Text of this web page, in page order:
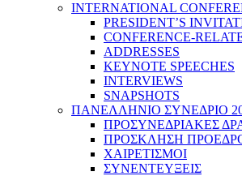
INTERNATIONAL
PRESIDENT’S
CONFERENCE-
ADDRESSES
KEYNOTE SPEECHES
INTERVIEWS
SNAPSHOTS
ΠΑΝΕΛΛΗΝΙΟ ΣΥΝΕΔΡΙΟ
ΠΡΟΣΥΝΕΔΡΙΑΚΕΣ
ΠΡΟΣΚΛΗΣΗ
ΧΑΙΡΕΤΙΣΜΟΙ
ΣΥΝΕΝΤΕΥΞΕΙΣ